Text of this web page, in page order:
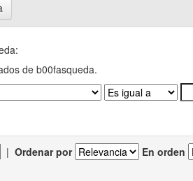
de b00fasqueda.
| Ordenar por En orden